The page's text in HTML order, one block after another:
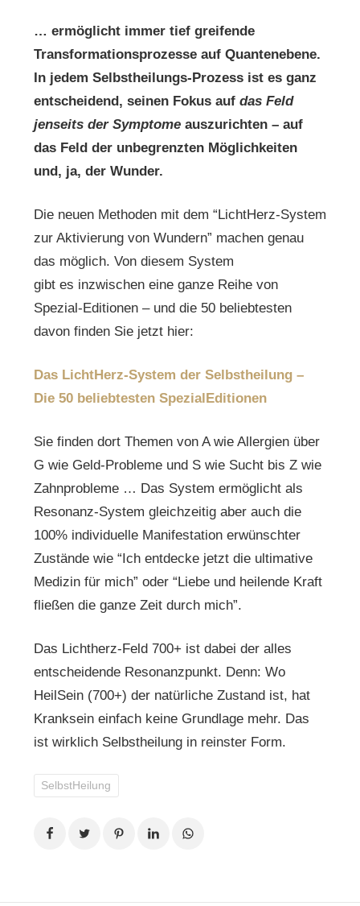
… ermöglicht immer tief greifende
Transformationsprozesse auf Quantenebene.
In jedem Selbstheilungs-Prozess ist es ganz
entscheidend, seinen Fokus auf das Feld
jenseits der Symptome auszurichten – auf
das Feld der unbegrenzten Möglichkeiten
und, ja, der Wunder.
Die neuen Methoden mit dem “LichtHerz-System
zur Aktivierung von Wundern” machen genau
das möglich. Von diesem System
gibt es inzwischen eine ganze Reihe von
Spezial-Editionen – und die 50 beliebtesten
davon finden Sie jetzt hier:
Das LichtHerz-System der Selbstheilung –
Die 50 beliebtesten SpezialEditionen
Sie finden dort Themen von A wie Allergien über
G wie Geld-Probleme und S wie Sucht bis Z wie
Zahnprobleme … Das System ermöglicht als
Resonanz-System gleichzeitig aber auch die
100% individuelle Manifestation erwünschter
Zustände wie “Ich entdecke jetzt die ultimative
Medizin für mich” oder “Liebe und heilende Kraft
fließen die ganze Zeit durch mich”.
Das Lichtherz-Feld 700+ ist dabei der alles
entscheidende Resonanzpunkt. Denn: Wo
HeilSein (700+) der natürliche Zustand ist, hat
Kranksein einfach keine Grundlage mehr. Das
ist wirklich Selbstheilung in reinster Form.
SelbstHeilung